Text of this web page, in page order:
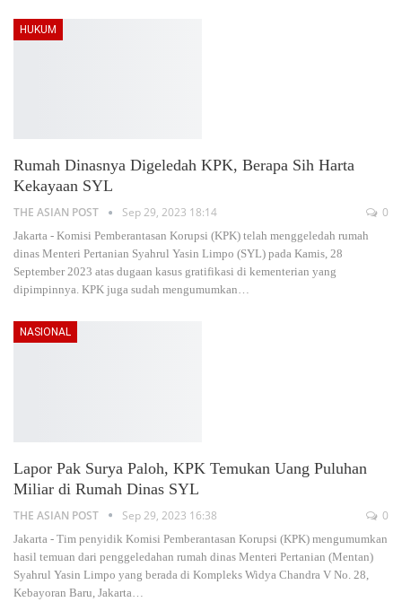
HUKUM
Rumah Dinasnya Digeledah KPK, Berapa Sih Harta
Kekayaan SYL
THE ASIAN POST Sep 29, 2023 18:14 0
Jakarta - Komisi Pemberantasan Korupsi (KPK) telah menggeledah rumah
dinas Menteri Pertanian Syahrul Yasin Limpo (SYL) pada Kamis, 28
September 2023 atas dugaan kasus gratifikasi di kementerian yang
dipimpinnya. KPK juga sudah mengumumkan…
NASIONAL
Lapor Pak Surya Paloh, KPK Temukan Uang Puluhan
Miliar di Rumah Dinas SYL
THE ASIAN POST Sep 29, 2023 16:38 0
Jakarta - Tim penyidik Komisi Pemberantasan Korupsi (KPK) mengumumkan
hasil temuan dari penggeledahan rumah dinas Menteri Pertanian (Mentan)
Syahrul Yasin Limpo yang berada di Kompleks Widya Chandra V No. 28,
Kebayoran Baru, Jakarta